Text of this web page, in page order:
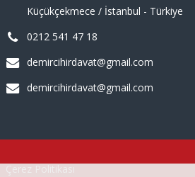
Küçükçekmece / İstanbul - Türkiye
0212 541 47 18
demircihirdavat@gmail.com
demircihirdavat@gmail.com